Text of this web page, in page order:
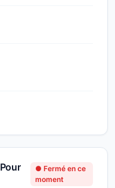
● Fermé en ce
moment